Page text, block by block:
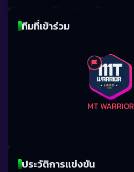
ทีมที่เข้าร่วม
MT WARRIOR
ประวัติการแข่งขัน